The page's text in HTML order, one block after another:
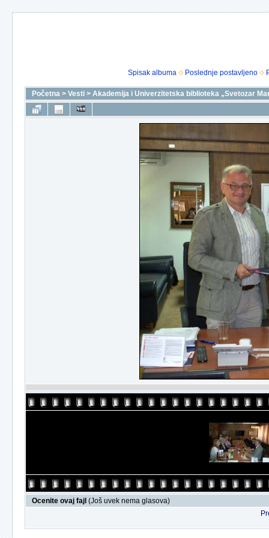
Spisak albuma Poslednje postavljeno
Početna > Vesti > Akademija i Univerzitetska biblioteka „Svetozar
Ocenite ovaj fajl (Još uvek nema glasova)